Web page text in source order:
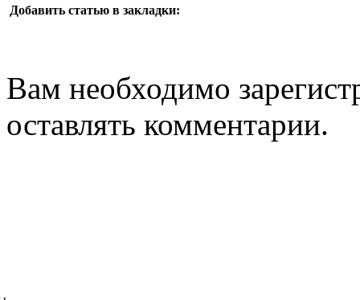
Добавить статью в закладки:
Вам необходимо
оставлять комментарии.